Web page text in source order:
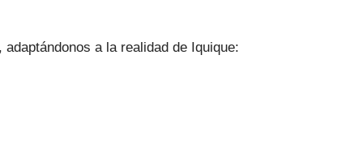
a la realidad de Iquique: